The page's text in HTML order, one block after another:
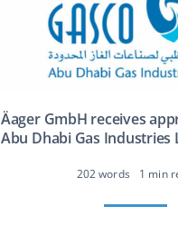
Äager GmbH receives
Abu Dhabi Gas Industries
202 words 1 min